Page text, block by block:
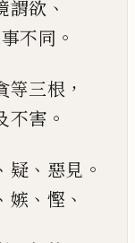
謂欲 、
不同 。
等三根 ，
不害 。
疑 、 惡見 。
嫉 、 慳 、